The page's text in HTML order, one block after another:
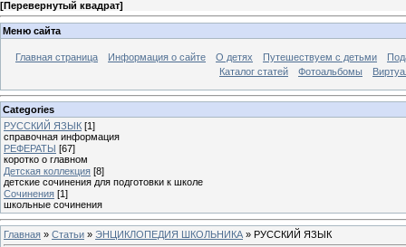
[Перевернутый квадрат]
Меню сайта
Главная страница Информация о сайте О детях Путешествуем с детьми
Каталог статей
Фотоальбомы
Categories
РУССКИЙ ЯЗЫК [1]
справочная информация
РЕФЕРАТЫ [67]
коротко о главном
Детская коллекция [8]
детские сочинения для подготовки к школе
Сочинения [1]
школьные сочинения
Главная » Статьи » ЭНЦИКЛОПЕДИЯ ШКОЛЬНИКА » РУССКИЙ ЯЗЫК